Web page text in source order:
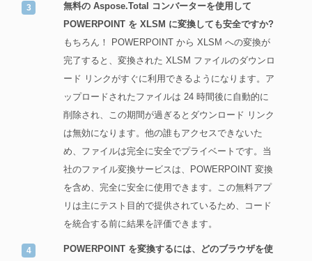
無料の Aspose.Total コンバーターを使用して
POWERPOINT を XLSM に変換しても安全ですか?
もちろん！ POWERPOINT から XLSM への変換が
完了すると、変換された XLSM ファイルのダウンロ
ード リンクがすぐに利用できるようになります。ア
ップロードされたファイルは 24 時間後に自動的に
削除され、この期間が過ぎるとダウンロード リンク
は無効になります。他の誰もアクセスできないた
め、ファイルは完全に安全でプライベートです。当
社のファイル変換サービスは、POWERPOINT 変換
を含め、完全に安全に使用できます。この無料アプ
リは主にテスト目的で提供されているため、コード
を統合する前に結果を評価できます。
POWERPOINT を変換するには、どのブラウザを使